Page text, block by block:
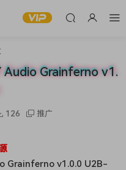
Grainferno v1.
126 推广
Grainferno v1.0.0 U2B-